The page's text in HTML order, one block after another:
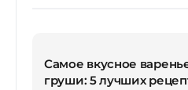
Самое вкусное
груши: 5 лучших